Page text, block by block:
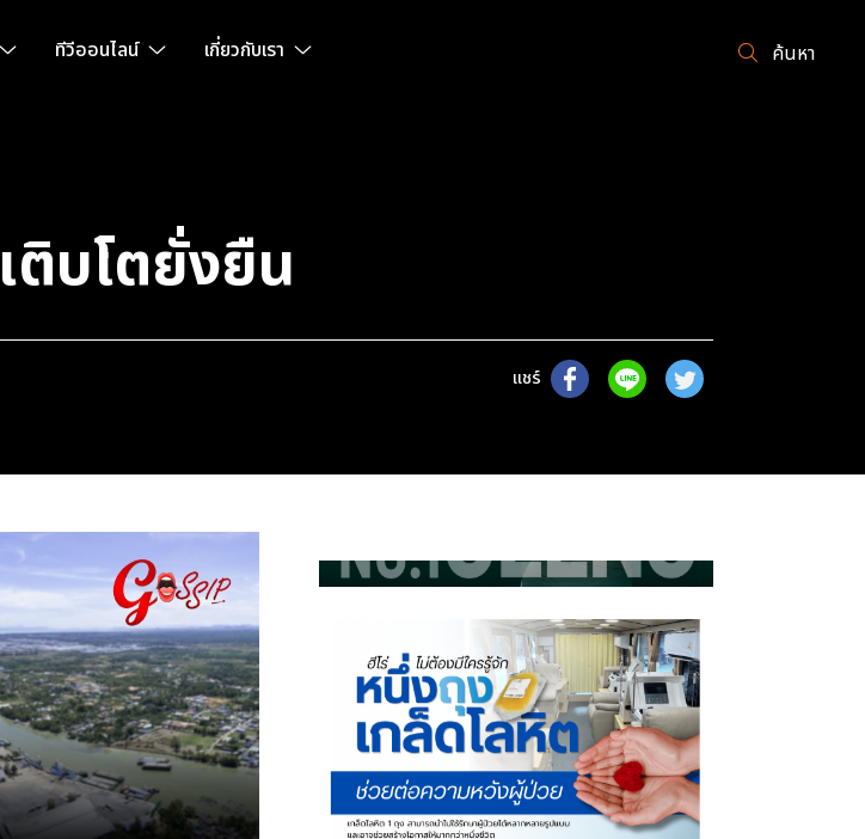
ทีวีออนไลน์ เกี่ยวกับเรา ค้นหา
ติบโตยั่งยืน
แชร์